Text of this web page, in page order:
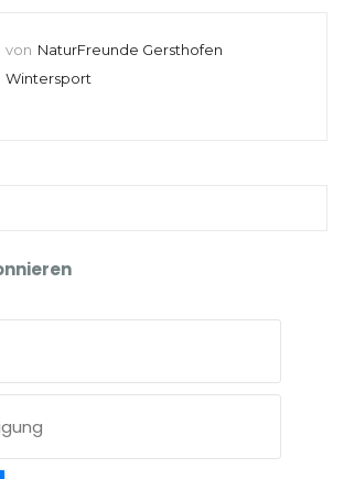
von NaturFreunde Gersthofen
Wintersport